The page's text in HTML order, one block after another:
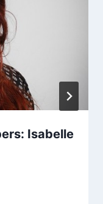
Isabelle